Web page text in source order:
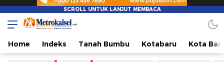
Metro Kalsel
Media Online Terkini, Faktual dan Mendidik
Home Indeks Tanah Bumbu Kotabaru Kota